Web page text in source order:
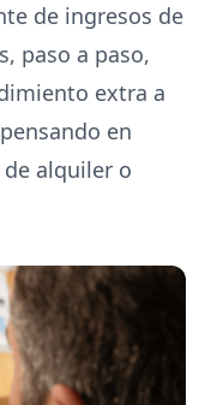
de ingresos de
paso a paso,
extra a
en
alquiler o